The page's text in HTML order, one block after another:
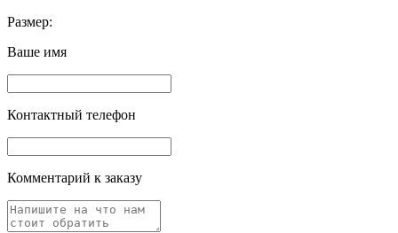
Размер:
Ваше имя
Контактный телефон
Комментарий к заказу